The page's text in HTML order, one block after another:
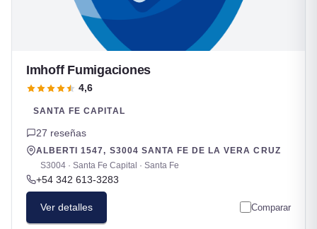
Imhoff Fumigaciones
4,6
SANTA FE CAPITAL
27 reseñas
ALBERTI 1547, S3004 SANTA FE DE LA VERA CRUZ
S3004 · Santa Fe Capital · Santa Fe
+54 342 613-3283
Ver detalles Comparar